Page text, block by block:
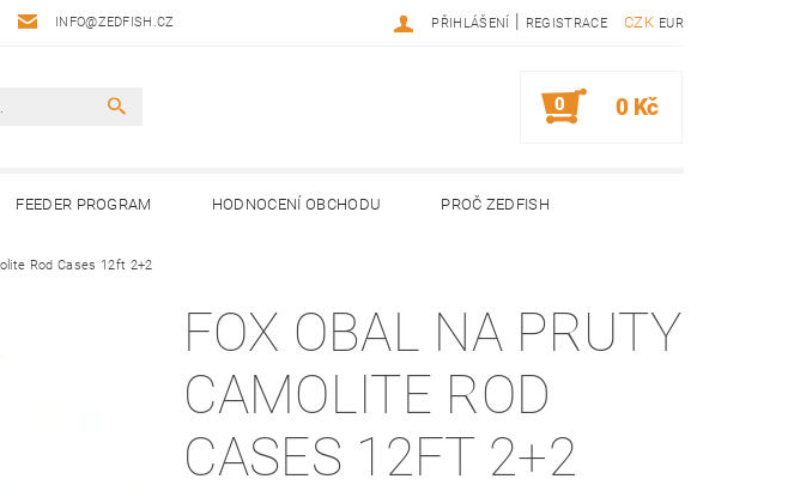
INFO@ZEDFISH.CZ CZK EUR
PŘIHLÁŠENÍ | REGISTRACE
0 0 Kč
FEEDER PROGRAM HODNOCENÍ OBCHODU PROČ ZEDFISH
Rod Cases 12ft 2+2
FOX OBAL NA PRUTY
CAMOLITE ROD
CASES 12FT 2+2